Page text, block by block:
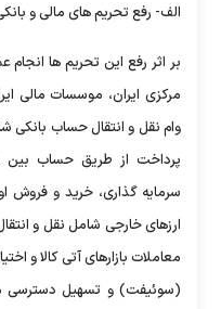
الف- رفع تحریم های مالی و
بر اثر رفع این تحریم ها انجام
مرکزی ایران، موسسات مالی
وام نقل و انتقال حساب بانکی
پرداخت از طریق حساب بین
‌سرمایه گذاری، خرید و فروش
ارزهای خارجی شامل نقل و
معاملات بازارهای آتی کالا و
(سوئیفت) و تسهیل دسترسی